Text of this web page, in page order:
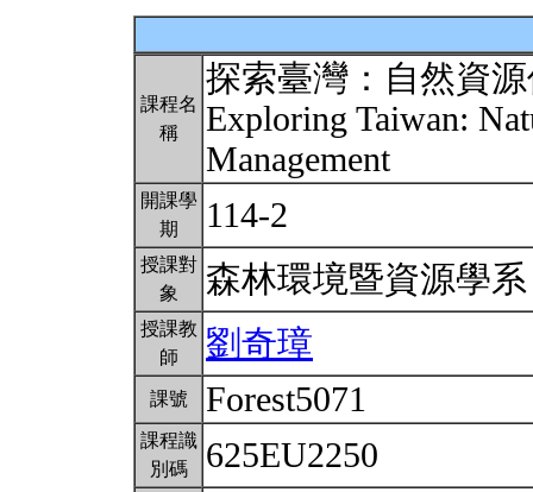
課程名
稱
探索臺灣：自然資
Exploring Taiwan:
Management
開課學
期
114-2
授課對
象
森林環境暨資源學
授課教
師
劉奇璋
課號 Forest5071
課程識
別碼
625EU2250